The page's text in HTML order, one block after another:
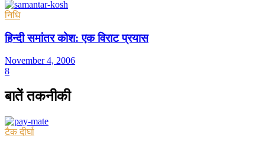
निधि
हिन्दी समांतर कोश: एक विराट प्रयास
November 4, 2006
8
बातें तकनीकी
टैक दीर्घा